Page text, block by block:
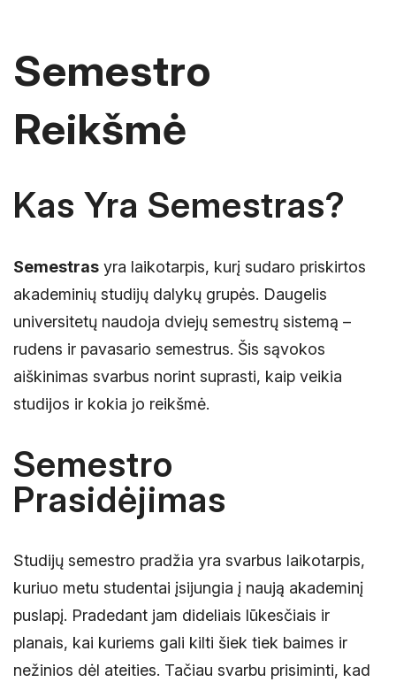
Semestro
Reikšmė
Kas Yra Semestras?
Semestras yra laikotarpis, kurį sudaro priskirtos
akademinių studijų dalykų grupės. Daugelis
universitetų naudoja dviejų semestrų sistemą –
rudens ir pavasario semestrus. Šis sąvokos
aiškinimas svarbus norint suprasti, kaip veikia
studijos ir kokia jo reikšmė.
Semestro
Prasidėjimas
Studijų semestro pradžia yra svarbus laikotarpis,
kuriuo metu studentai įsijungia į naują akademinį
puslapį. Pradedant jam dideliais lūkesčiais ir
planais, kai kuriems gali kilti šiek tiek baimes ir
nežinios dėl ateities. Tačiau svarbu prisiminti, kad